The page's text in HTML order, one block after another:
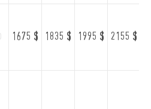
1675 $ 1835 $ 1995 $ 2155 $